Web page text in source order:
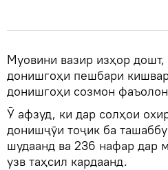
Муовини вазир изҳор
донишгоҳи пешбари
донишгоҳи созмон
Ӯ афзуд, ки дар солҳои
донишҷӯи тоҷик ба
шудаанд ва 236 нафар дар
узв таҳсил кардаанд.